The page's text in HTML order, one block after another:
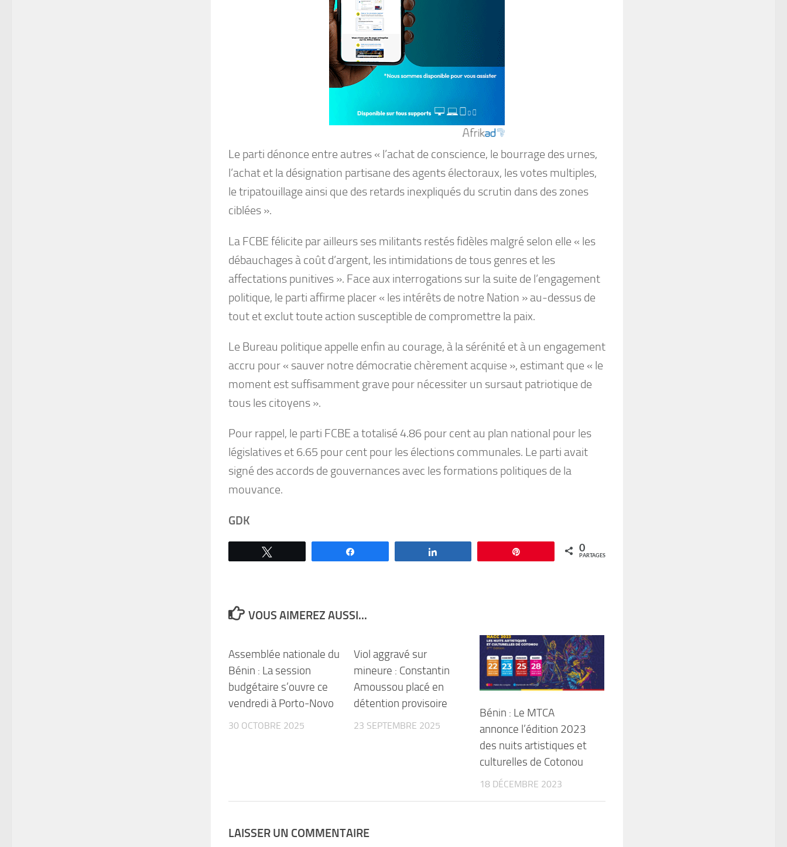
Le parti dénonce entre autres « l’achat de conscience, le bourrage des urnes,
l’achat et la désignation partisane des agents électoraux, les votes multiples,
le tripatouillage ainsi que des retards inexpliqués du scrutin dans des zones
ciblées ».
La FCBE félicite par ailleurs ses militants restés fidèles malgré selon elle « les
débauchages à coût d’argent, les intimidations de tous genres et les
affectations punitives ». Face aux interrogations sur la suite de l’engagement
politique, le parti affirme placer « les intérêts de notre Nation » au-dessus de
tout et exclut toute action susceptible de compromettre la paix.
Le Bureau politique appelle enfin au courage, à la sérénité et à un engagement
accru pour « sauver notre démocratie chèrement acquise », estimant que « le
moment est suffisamment grave pour nécessiter un sursaut patriotique de
tous les citoyens ».
Pour rappel, le parti FCBE a totalisé 4.86 pour cent au plan national pour les
législatives et 6.65 pour cent pour les élections communales. Le parti avait
signé des accords de gouvernances avec les formations politiques de la
mouvance.
GDK
0
PARTAGES
VOUS AIMEREZ AUSSI...
Assemblée nationale du
Bénin : La session
budgétaire s’ouvre ce
vendredi à Porto-Novo
30 OCTOBRE 2025
Viol aggravé sur
mineure : Constantin
Amoussou placé en
détention provisoire
23 SEPTEMBRE 2025
Bénin : Le MTCA
annonce l’édition 2023
des nuits artistiques et
culturelles de Cotonou
18 DÉCEMBRE 2023
LAISSER UN COMMENTAIRE